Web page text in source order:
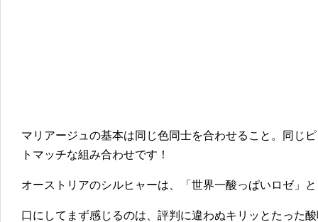
マリアージュの基本は同じ色同士を合わせること。同じ
トマッチな組み合わせです！
オーストリアのシルヒャーは、「世界一酸っぱいロゼ」
口にしてまず感じるのは、評判に違わぬキリッとたった